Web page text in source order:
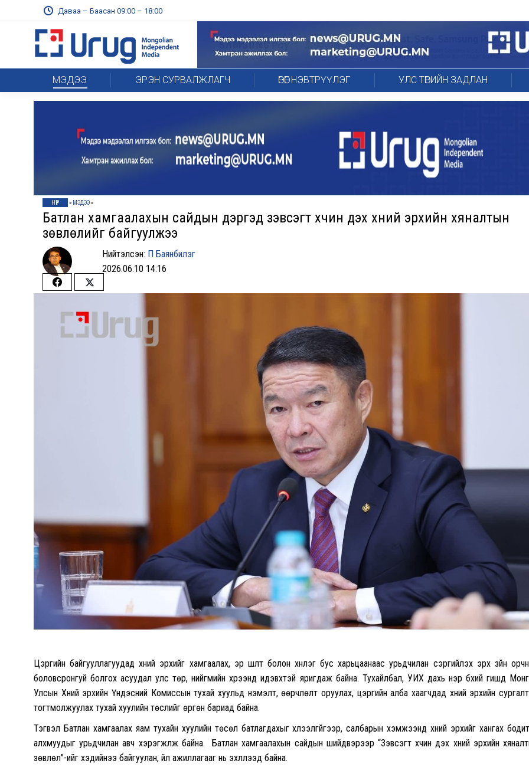
Даваа – Баасан 09:00 – 18:00
МЭДЭЭ ЭРЭН СУРВАЛЖЛАГЧ ӨРӨГ НЭВТРҮҮЛЭГ УЛС ТӨРИЙН ЗАДЛАН
НҮҮР » МЭДЭЭ»
Батлан хамгаалахын сайдын дэргэд зэвсэгт хүчин дэх хүний эрхийн хяналтын
зөвлөлийг байгуулжээ
Нийтэлсэн: П Баянбилэг
2026.06.10 14:16
Share
Facebook
Share
Twitter
Цэргийн байгууллагуудад хүний эрхийг хамгаалах, эрүү шүүлт болон хүнлэг бус харьцаанаас урьдчилан сэргийлэх эрх зүйн
боловсронгуй болгох асуудал улс төр, нийгмийн хүрээнд идэвхтэй яригдаж байна. Тухайлбал, УИХ дахь нэр бүхий гишүүд
Улсын Хүний эрхийн Үндэсний Комиссын тухай хуульд нэмэлт, өөрчлөлт оруулах, цэргийн алба хаагчдад хүний эрхийн
тогтмолжуулах тухай хуулийн төслийг өргөн бариад байна.
Тэгвэл Батлан хамгаалах яам тухайн хуулийн төсөл батлагдахыг хүлээлгүйгээр, салбарын хэмжээнд хүний эрхийг хангах
алхмуудыг урьдчилан авч хэрэгжүүлж байна. Батлан хамгаалахын сайдын шийдвэрээр “Зэвсэгт хүчин дэх хүний эрхийн
зөвлөл”-ийг хэдийнээ байгуулан, үйл ажиллагааг нь эхлүүлээд байна.